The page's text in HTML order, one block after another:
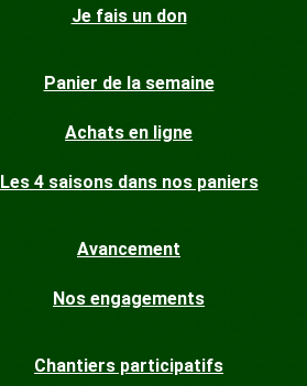
Je fais un don
Panier de la semaine
Achats en ligne
Les 4 saisons dans nos paniers
Avancement
Nos engagements
Chantiers participatifs